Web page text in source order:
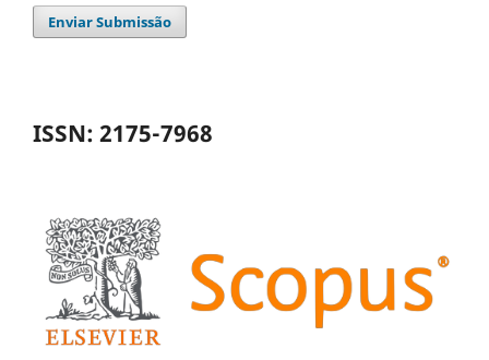
Enviar Submissão
ISSN: 2175-7968